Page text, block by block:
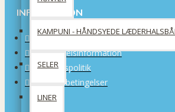
KAMPUNI - HÅNDSYEDE
SELER
LINER
INFORMATION
Om os
Forsendelsinformation
Privatlivspolitik
Handelsbetingelser